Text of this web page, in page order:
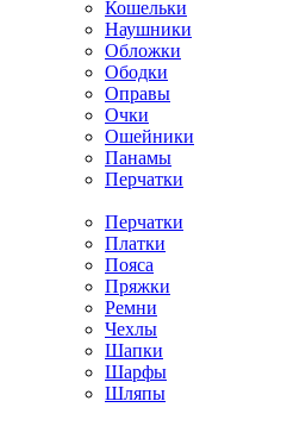
Кошельки
Наушники
Обложки
Ободки
Оправы
Очки
Ошейники
Панамы
Перчатки
Перчатки
Платки
Пояса
Пряжки
Ремни
Чехлы
Шапки
Шарфы
Шляпы